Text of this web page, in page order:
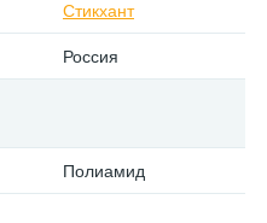
Стикхант
Россия
Полиамид